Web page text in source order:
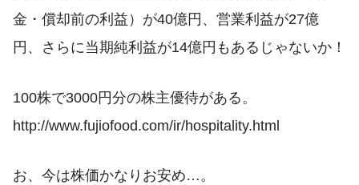
金・償却前の利益）が40億円、営業利益が27億
円、さらに当期純利益が14億円もあるじゃないか！
100株で3000円分の株主優待がある。
http://www.fujiofood.com/ir/hospitality.html
お、今は株価かなりお安め…。